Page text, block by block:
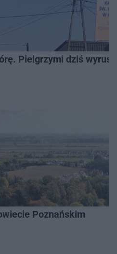
Pielgrzymi dziś
Poznańskim